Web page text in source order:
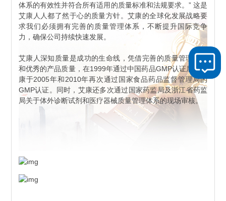
体系的有效性并符合所有适用的质量标准和法规要求。” 这是
艾康人人都了然于心的质量方针。艾康的全球化发展战略要
求我们必须拥有完善的质量管理体系，不断提升国际竞争
力，确保公司持续快速发展。
艾康人深知质量是成功的生命线，凭借完善的质量管理体系
和优秀的产品质量，在1999年通过中国药品GMP认证后，艾
康于2005年和2010年再次通过国家食品药品监督管理局的
GMP认证。同时，艾康还多次通过国家药监局及浙江省药监
局关于体外诊断试剂和医疗器械质量管理体系的现场审核。